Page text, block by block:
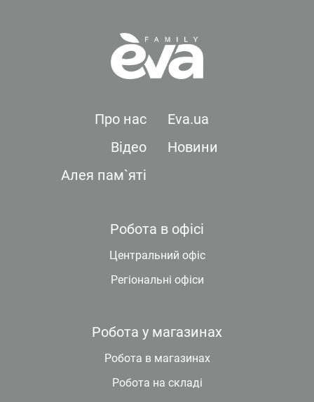
Про нас
Eva.ua
Відео
Новини
Алея пам`яті
Робота в офісі
Центральний офіс
Регіональні офіси
Робота у магазинах
Робота в магазинах
Робота на складі